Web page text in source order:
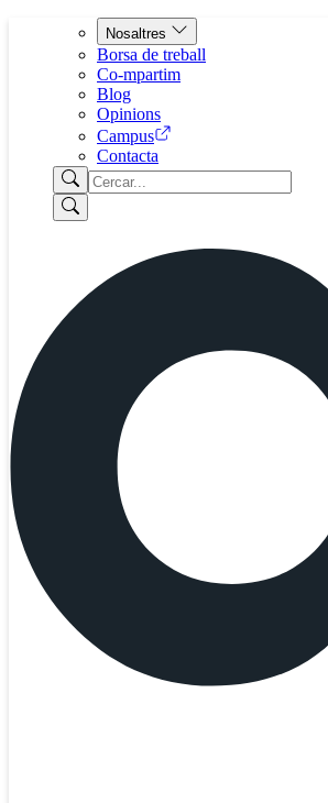
Nosaltres
Borsa de treball
Co-mpartim
Blog
Opinions
Campus
Contacta